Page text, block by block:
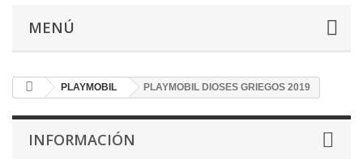
MENÚ
PLAYMOBIL PLAYMOBIL DIOSES GRIEGOS 2019
INFORMACIÓN